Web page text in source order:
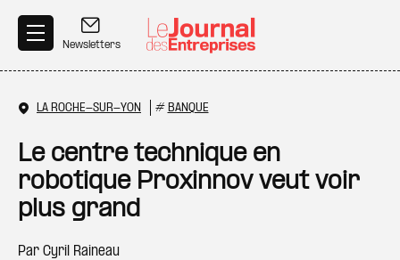
Newsletters
LA ROCHE-SUR-YON # BANQUE
Le centre technique en
robotique Proxinnov veut voir
plus grand
Par Cyril Raineau